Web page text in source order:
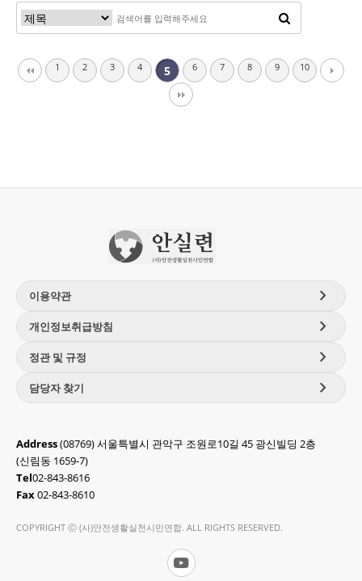
1 2 3 4 5 6 7 8 9 10
이용약관 chevron_right
개인정보취급방침 chevron_right
정관 및 규정 chevron_right
담당자 찾기 chevron_right
Address(08769) 서울특별시 관악구 조원로10길 45 광신빌딩 2층
(신림동 1659-7)
Tel02-843-8616
Fax02-843-8610
COPYRIGHT ⓒ (사)안전생활실천시민연합. ALL RIGHTS RESERVED.